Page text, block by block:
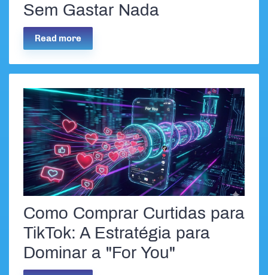
Sem Gastar Nada
Read more
Como Comprar Curtidas para
TikTok: A Estratégia para
Dominar a "For You"